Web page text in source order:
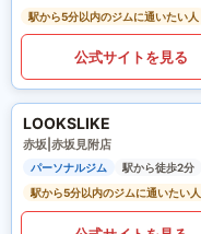
駅から5分以内のジムに通いたい人
公式サイトを見る
LOOKSLIKE
赤坂|赤坂見附店
パーソナルジム
駅から徒歩2分
駅から5分以内のジムに通いたい人